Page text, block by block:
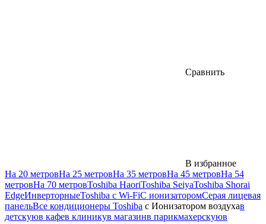
Сравнить
В избранное
На 20 метровНа 25 метровНа 35 метровНа 45 метровНа 54
метровНа 70 метровToshiba HaoriToshiba SeiyaToshiba Shorai
EdgeИнверторныеToshiba с Wi-FiС ионизаторомСерая лицевая
панельВсе кондиционеры Toshiba с Ионизатором воздухав
детскуюв кафев клиникув магазинв парикмахерскуюв